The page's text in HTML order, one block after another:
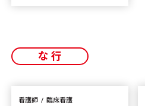
な行
看護師 臨床看護